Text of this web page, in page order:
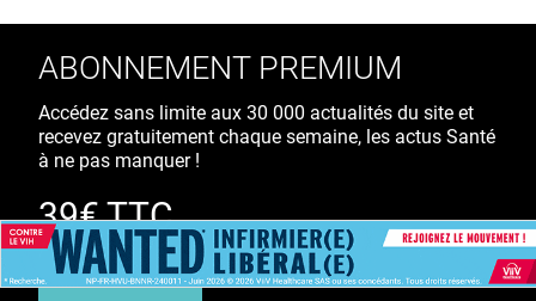
ABONNEMENT PREMIUM
Accédez sans limite aux 30 000 actualités du site et
recevez gratuitement chaque semaine, les actus Santé
à ne pas manquer !
39€ TTC
/ an